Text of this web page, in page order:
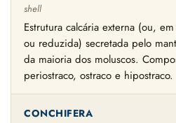
shell
Estrutura calcária externa (ou,
ou reduzida) secretada pelo
da maioria dos moluscos.
periostraco, ostraco e hipostraco.
CONCHIFERA